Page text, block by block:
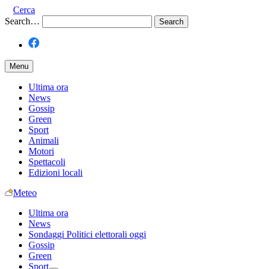
Cerca
Search…
Menu
Ultima ora
News
Gossip
Green
Sport
Animali
Motori
Spettacoli
Edizioni locali
Meteo
Ultima ora
News
Sondaggi Politici elettorali oggi
Gossip
Green
Sport